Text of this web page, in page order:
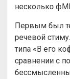
несколько
Первым был
речевой
типа «В его
сравнении с